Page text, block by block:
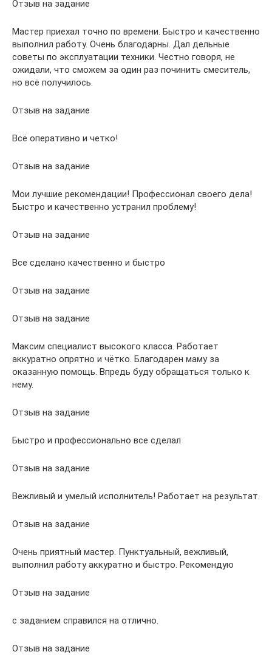
Отзыв на задание
Мастер приехал точно по времени. Быстро и качественно
выполнил работу. Очень благодарны. Дал дельные
советы по эксплуатации техники. Честно говоря, не
ожидали, что сможем за один раз починить смеситель,
но всё получилось.
Отзыв на задание
Всё оперативно и четко!
Отзыв на задание
Мои лучшие рекомендации! Профессионал своего дела!
Быстро и качественно устранил проблему!
Отзыв на задание
Все сделано качественно и быстро
Отзыв на задание
Отзыв на задание
Максим специалист высокого класса. Работает
аккуратно опрятно и чётко. Благодарен маму за
оказанную помощь. Впредь буду обращаться только к
нему.
Отзыв на задание
Быстро и профессионально все сделал
Отзыв на задание
Вежливый и умелый исполнитель! Работает на результат.
Отзыв на задание
Очень приятный мастер. Пунктуальный, вежливый,
выполнил работу аккуратно и быстро. Рекомендую
Отзыв на задание
с заданием справился на отлично.
Отзыв на задание